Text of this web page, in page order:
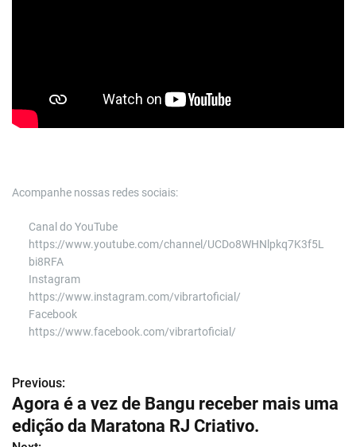
Acompanhe nossas redes sociais:
Canal do YouTube
https://www.youtube.com/channel/UCDo8WHNlpkq7K3f5L
bi8RFA
Instagram
https://www.instagram.com/vibrartoficial/
Facebook
https://www.facebook.com/vibrartoficial/
N
a
Previous:
Agora é a vez de Bangu receber mais uma
edição da Maratona RJ Criativo.